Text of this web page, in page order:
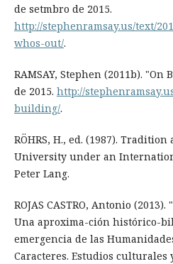
de setmbro de 2015.
http://stephenramsay.us/text/
whos-out/.
RAMSAY, Stephen (2011b).
de 2015. http://
building/.
RÖHRS, H., ed. (1987).
University under an
Peter Lang.
ROJAS CASTRO, Antonio
Una aproxima-ción histórico-
emergencia de las
Caracteres. Estudios culturales